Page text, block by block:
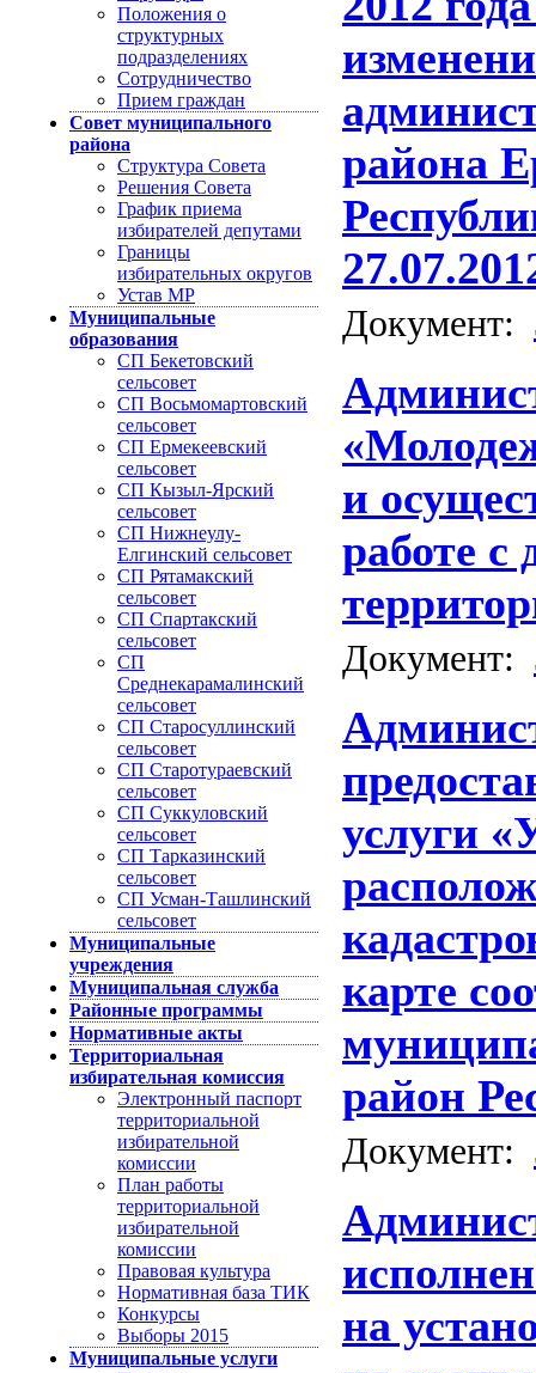
Положения о
структурных
подразделениях
Сотрудничество
Прием граждан
Совет муниципального
района
Структура Совета
Решения Совета
График приема
избирателей депутами
Границы
избирательных округов
Устав МР
Муниципальные
образования
СП Бекетовский
сельсовет
СП Восьмомартовский
сельсовет
СП Ермекеевский
сельсовет
СП Кызыл-Ярский
сельсовет
СП Нижнеулу-
Елгинский сельсовет
СП Рятамакский
сельсовет
СП Спартакский
сельсовет
СП
Среднекарамалинский
сельсовет
СП Старосуллинский
сельсовет
СП Старотураевский
сельсовет
СП Суккуловский
сельсовет
СП Тарказинский
сельсовет
СП Усман-Ташлинский
сельсовет
Муниципальные
учреждения
Муниципальная служба
Районные программы
Нормативные акты
Территориальная
избирательная комиссия
Электронный паспорт
территориальной
избирательной
комиссии
План работы
территориальной
избирательной
комиссии
Правовая культура
Нормативная база ТИК
Конкурсы
Выборы 2015
Муниципальные услуги
района
Документ:
и
работе
Документ:
услуги
карте
район
Документ:
на